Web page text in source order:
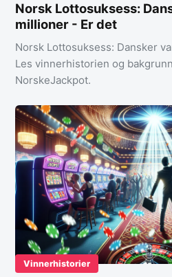
Norsk Lottosuksess:
millioner - Er det
Norsk Lottosuksess: Dansker
Les vinnerhistorien og
NorskeJackpot.
Vinnerhistorier